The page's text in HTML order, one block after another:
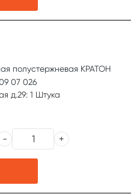
полустержневая КРАТОН
07 026
д.29: 1 Штука